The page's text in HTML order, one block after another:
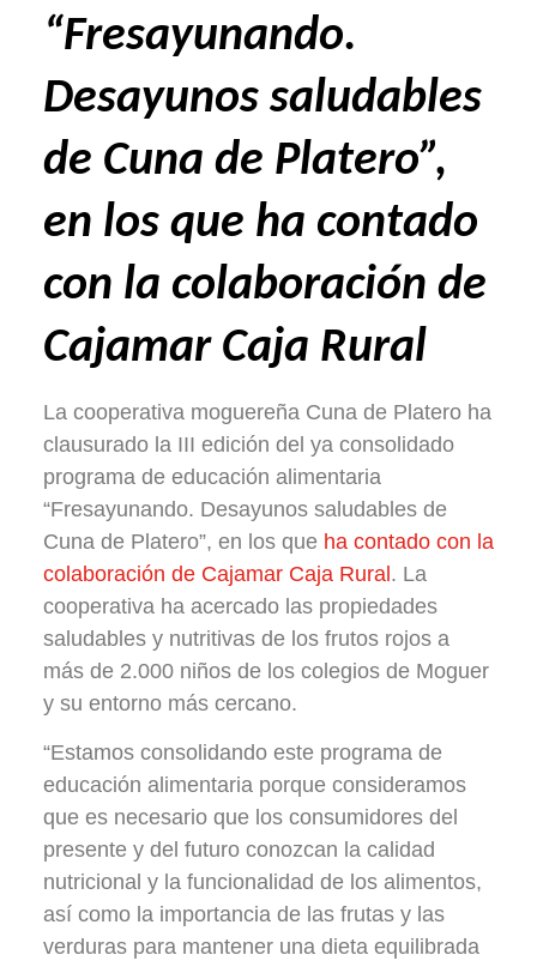
“Fresayunando.
Desayunos saludables
de Cuna de Platero”,
en los que ha contado
con la colaboración de
Cajamar Caja Rural
La cooperativa moguereña Cuna de Platero ha
clausurado la III edición del ya consolidado
programa de educación alimentaria
“Fresayunando. Desayunos saludables de
Cuna de Platero”, en los que ha contado con la
colaboración de Cajamar Caja Rural. La
cooperativa ha acercado las propiedades
saludables y nutritivas de los frutos rojos a
más de 2.000 niños de los colegios de Moguer
y su entorno más cercano.
“Estamos consolidando este programa de
educación alimentaria porque consideramos
que es necesario que los consumidores del
presente y del futuro conozcan la calidad
nutricional y la funcionalidad de los alimentos,
así como la importancia de las frutas y las
verduras para mantener una dieta equilibrada